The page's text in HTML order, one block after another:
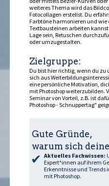
weiteres Thema wird das
Fotocollagen erstellst. Du
Farbtöne harmonieren und wie
Textbausteinen arbeiten
Lage sein, Retuschen
oder umzugestalten.
Zielgruppe:
Du bist hier richtig, wenn du zu
sich aus
eine persönliche Motivation,
mit Photoshop weiterzubilden.
Seminar von Vorteil, z.B. ist
Photoshop - Schnuppertag"
Gute Gründe,
warum sich
Aktuelles Fachwissen:
Expert*innen auf ihrem
Erkenntnisse und Trends
mit Photoshop.